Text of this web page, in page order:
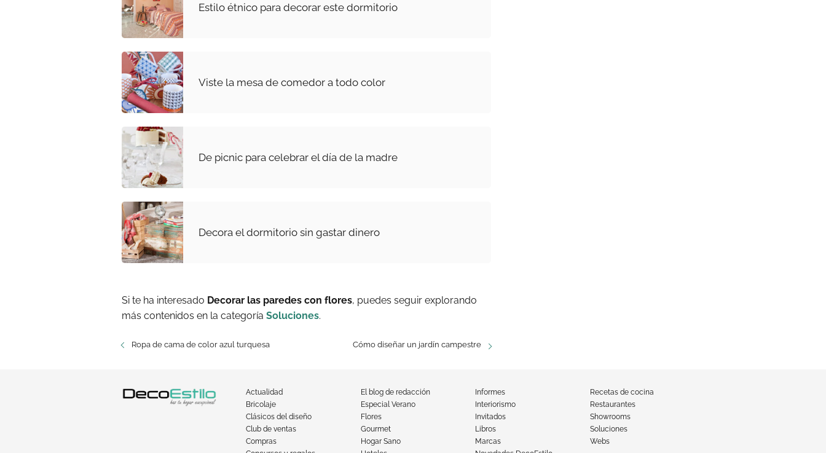
Estilo étnico para decorar este dormitorio
Viste la mesa de comedor a todo color
De picnic para celebrar el día de la madre
Decora el dormitorio sin gastar dinero
Si te ha interesado Decorar las paredes con flores, puedes seguir explorando
más contenidos en la categoría Soluciones.
Ropa de cama de color azul turquesa Cómo diseñar un jardín campestre
Actualidad
Bricolaje
Clásicos del diseño
Club de ventas
Compras
El blog de redacción
Especial Verano
Flores
Gourmet
Hogar Sano
Informes
Interiorismo
Invitados
Libros
Marcas
Recetas de cocina
Restaurantes
Showrooms
Soluciones
Webs